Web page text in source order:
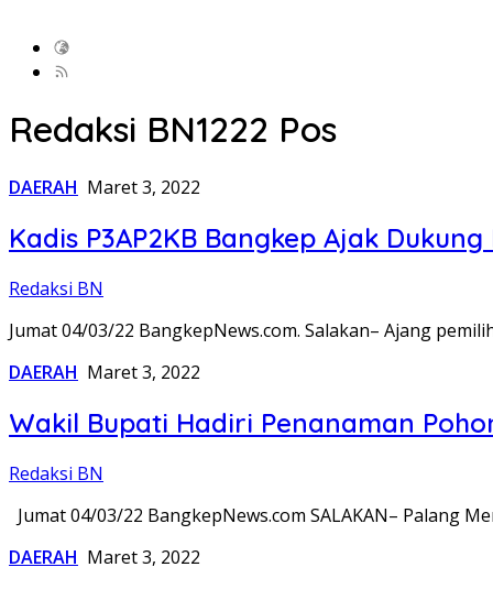
Redaksi BN1222 Pos
DAERAH Maret 3, 2022
Kadis P3AP2KB Bangkep Ajak
Redaksi BN
Jumat 04/03/22 BangkepNews.com. Salakan– Ajang
DAERAH Maret 3, 2022
Wakil Bupati Hadiri Penanaman
Redaksi BN
Jumat 04/03/22 BangkepNews.com SALAKAN– Palang
DAERAH Maret 3, 2022